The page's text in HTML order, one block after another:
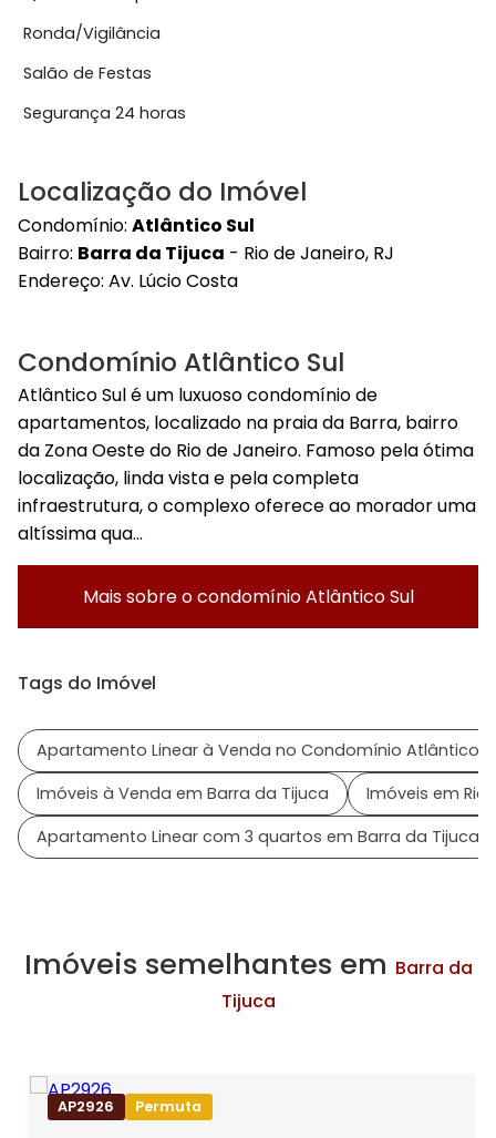
Ronda/Vigilância
Salão de Festas
Segurança 24 horas
Localização do Imóvel
Condomínio: Atlântico Sul
Bairro: Barra da Tijuca - Rio de Janeiro, RJ
Endereço: Av. Lúcio Costa
Condomínio Atlântico Sul
Atlântico Sul é um luxuoso condomínio de
apartamentos, localizado na praia da Barra, bairro
da Zona Oeste do Rio de Janeiro. Famoso pela ótima
localização, linda vista e pela completa
infraestrutura, o complexo oferece ao morador uma
altíssima qua...
Mais sobre o condomínioAtlântico Sul
Tags do Imóvel
Apartamento Linear à Venda no Condomínio Atlântico
Imóveis à Venda em Barra da Tijuca
Imóveis em Rio
Apartamento Linear com 3 quartos em Barra da Tijuca
Imóveis semelhantes em Barra da
Tijuca
AP2926 Permuta